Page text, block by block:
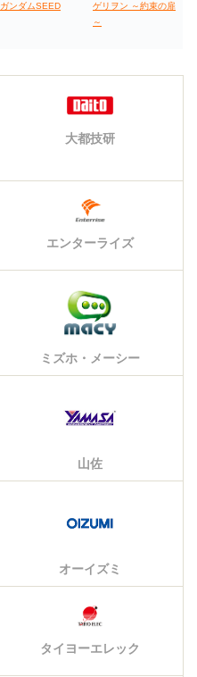
ガンダムSEED
ゲリヲン ～約束の扉
～
大都技研
エンターライズ
ミズホ・メーシー
山佐
オーイズミ
タイヨーエレック